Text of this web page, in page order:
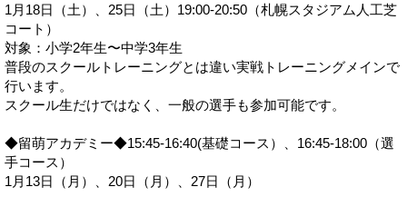
1月18日（土）、25日（土）19:00-20:50（札幌スタジアム人工芝
コート）
対象：小学2年生〜中学3年生
普段のスクールトレーニングとは違い実戦トレーニングメインで
行います。
スクール生だけではなく、一般の選手も参加可能です。
◆留萌アカデミー◆15:45-16:40(基礎コース）、16:45-18:00（選
手コース）
1月13日（月）、20日（月）、27日（月）